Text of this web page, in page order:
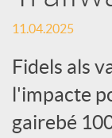
a
d
o
11.04.2025
Fidels als
l'impacte
gairebé